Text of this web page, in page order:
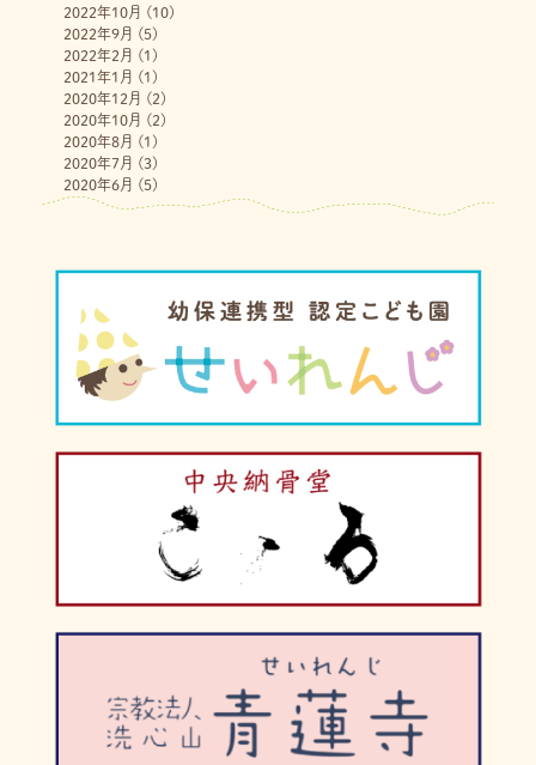
2022年10月 (10)
2022年9月 (5)
2022年2月 (1)
2021年1月 (1)
2020年12月 (2)
2020年10月 (2)
2020年8月 (1)
2020年7月 (3)
2020年6月 (5)